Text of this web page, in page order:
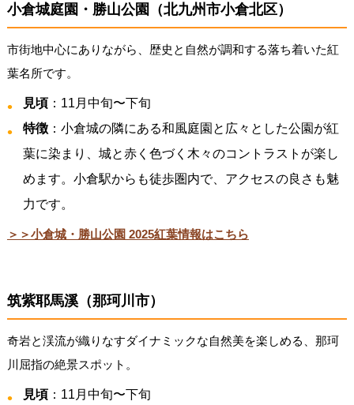
小倉城庭園・勝山公園（北九州市小倉北区）
市街地中心にありながら、歴史と自然が調和する落ち着いた紅
葉名所です。
見頃：11月中旬〜下旬
特徴：小倉城の隣にある和風庭園と広々とした公園が紅
葉に染まり、城と赤く色づく木々のコントラストが楽し
めます。小倉駅からも徒歩圏内で、アクセスの良さも魅
力です。
＞＞小倉城・勝山公園 2025紅葉情報はこちら
筑紫耶馬溪（那珂川市）
奇岩と渓流が織りなすダイナミックな自然美を楽しめる、那珂
川屈指の絶景スポット。
見頃：11月中旬〜下旬